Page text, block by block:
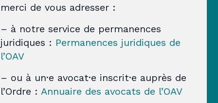
merci de vous adresser :
– à notre service de permanences
juridiques : Permanences juridiques de
l’OAV
– ou à un·e avocat·e inscrit·e auprès de
l’Ordre : Annuaire des avocats de l’OAV